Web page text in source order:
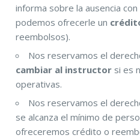
informa sobre la ausencia con
podemos ofrecerle un
reembolsos).
Nos reservamos el
cambiar al instructor si es
operativas.
Nos reservamos el
se alcanza el mínimo de
ofreceremos crédito o